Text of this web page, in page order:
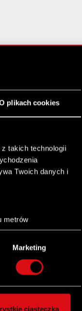
plikach cookies
takich technologii
Twoich danych i
metrów
(fingerprinting,
w
i
Marketing
ciasteczka